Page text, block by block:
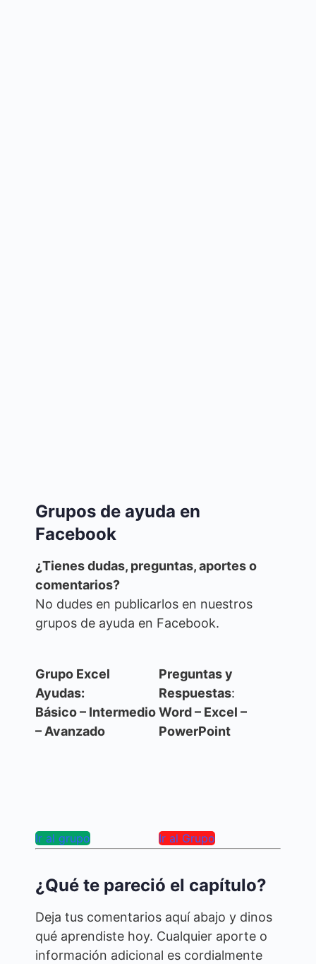
Grupos de ayuda en
Facebook
¿Tienes dudas, preguntas, aportes o
comentarios?
No dudes en publicarlos en nuestros
grupos de ayuda en Facebook.
Grupo Excel
Ayudas:
Básico – Intermedio
– Avanzado
Ir al grupo
Preguntas y
Respuestas:
Word – Excel –
PowerPoint
Ir al Grupo
¿Qué te pareció el capítulo?
Deja tus comentarios aquí abajo y dinos
qué aprendiste hoy. Cualquier aporte o
información adicional es cordialmente